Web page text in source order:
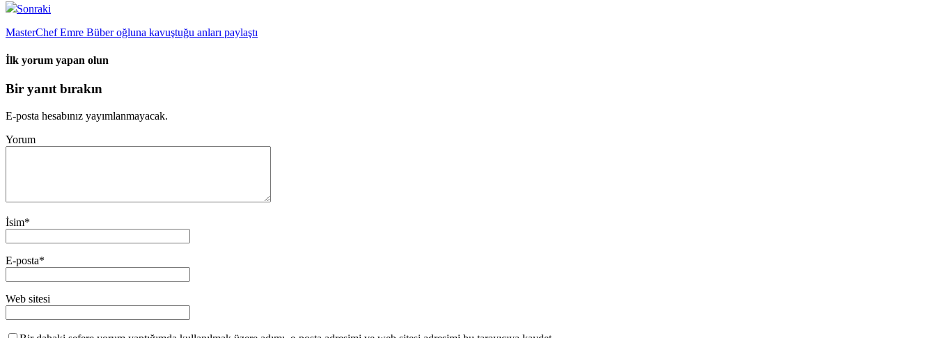
Sonraki
MasterChef Emre Büber oğluna kavuştuğu anları paylaştı
İlk yorum yapan olun
Bir yanıt bırakın
E-posta hesabınız yayımlanmayacak.
Yorum
İsim*
E-posta*
Web sitesi